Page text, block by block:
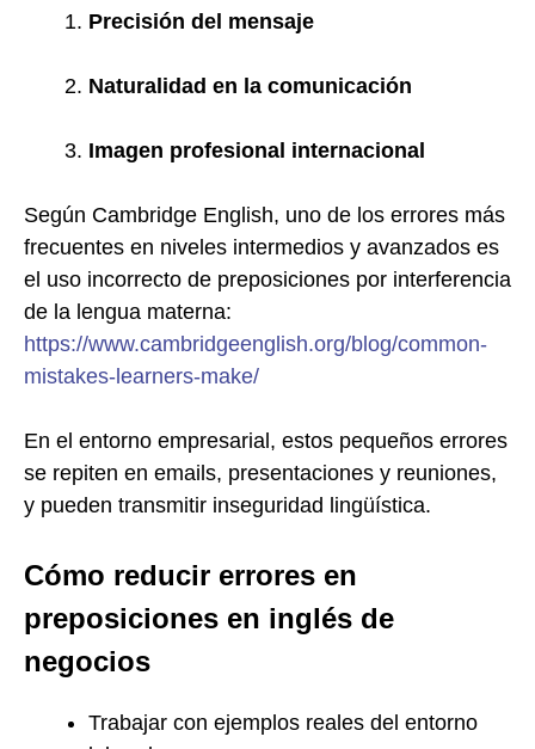
Precisión del mensaje
Naturalidad en la comunicación
Imagen profesional internacional
Según Cambridge English, uno de los errores más
frecuentes en niveles intermedios y avanzados es
el uso incorrecto de preposiciones por interferencia
de la lengua materna:
https://www.cambridgeenglish.org/blog/common-
mistakes-learners-make/
En el entorno empresarial, estos pequeños errores
se repiten en emails, presentaciones y reuniones,
y pueden transmitir inseguridad lingüística.
Cómo reducir errores en
preposiciones en inglés de
negocios
Trabajar con ejemplos reales del entorno